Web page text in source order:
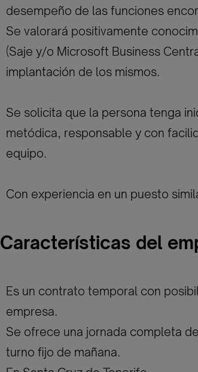
desempeño de las funciones
Se valorará positivamente
(Saje y/o Microsoft Business
implantación de los mismos.
Se solicita que la persona tenga
metódica, responsable y con
equipo.
Con experiencia en un puesto
Características del
Es un contrato temporal con
empresa.
Se ofrece una jornada completa
turno fijo de mañana.